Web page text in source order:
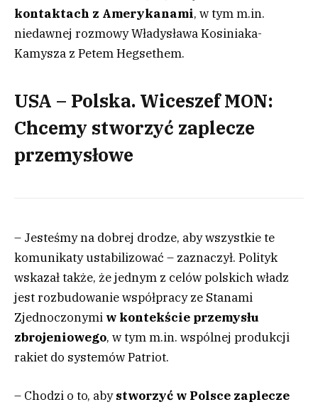
kontaktach z Amerykanami, w tym m.in.
niedawnej rozmowy Władysława Kosiniaka-
Kamysza z Petem Hegsethem.
USA – Polska. Wiceszef MON:
Chcemy stworzyć zaplecze
przemysłowe
– Jesteśmy na dobrej drodze, aby wszystkie te
komunikaty ustabilizować – zaznaczył. Polityk
wskazał także, że jednym z celów polskich władz
jest rozbudowanie współpracy ze Stanami
Zjednoczonymi w kontekście przemysłu
zbrojeniowego, w tym m.in. wspólnej produkcji
rakiet do systemów Patriot.
– Chodzi o to, abystworzyć w Polsce zaplecze